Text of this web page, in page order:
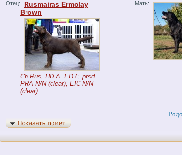
Отец:
Rusmairas Ermolay
Brown
Ch Rus, HD-A. ED-0, prsd
PRA-N/N (clear), EIC-N/N
(clear)
Мать: